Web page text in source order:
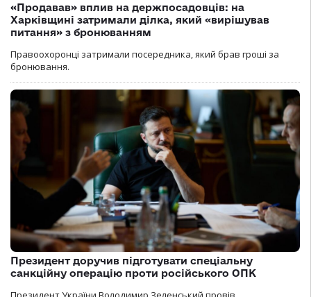
«Продавав» вплив на держпосадовців: на
Харківщині затримали ділка, який «вирішував
питання» з бронюванням
Правоохоронці затримали посередника, який брав гроші за
бронювання.
Президент доручив підготувати спеціальну
санкційну операцію проти російського ОПК